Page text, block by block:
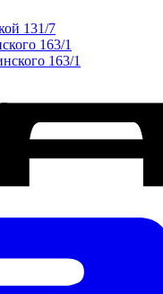
131/7
163/1
163/1